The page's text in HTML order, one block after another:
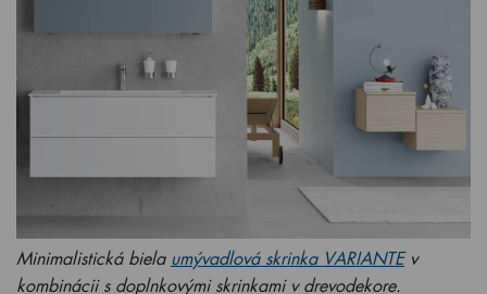
Minimalistická biela umývadlová skrinka VARIANTEv
kombinácii s doplnkovými skrinkami v drevodekore.